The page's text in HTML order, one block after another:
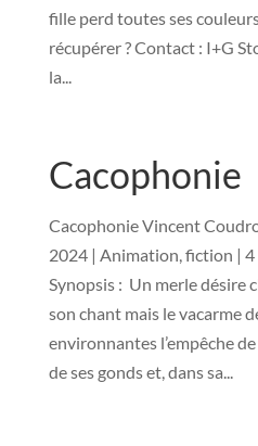
fille perd toutes ses
récupérer ? Contact : I+G
la...
Cacophonie
Cacophonie Vincent
2024 | Animation, fiction | 4
Synopsis : Un merle désire
son chant mais le vacarme
environnantes l’empêche
de ses gonds et, dans sa...